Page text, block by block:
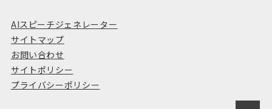
AIスピーチジェネレーター
サイトマップ
お問い合わせ
サイトポリシー
プライバシーポリシー